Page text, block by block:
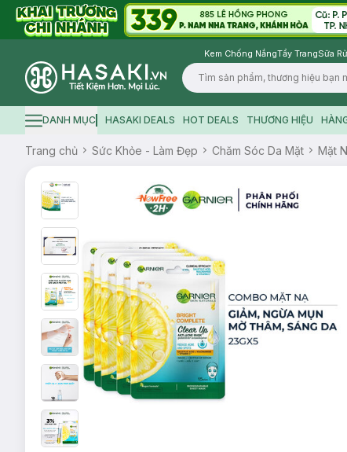
Kem Chống NắngTẩy TrangSữa
Logo
Hamburger icon
DANH MỤC HASAKI DEALS HOT DEALS THƯƠNG HIỆU
Trang chủ Sức Khỏe - Làm Đẹp Chăm Sóc Da Mặt Mặt